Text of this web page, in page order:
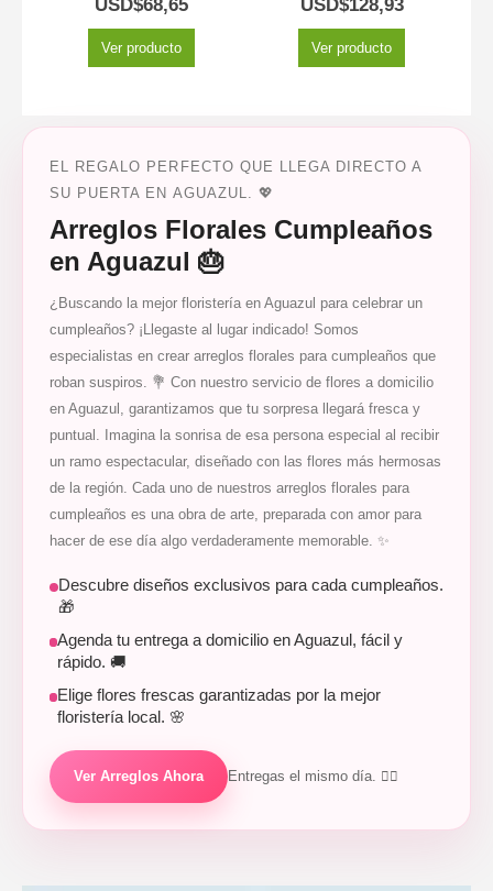
USD$68,65
Ver producto
USD$128,93
Ver producto
EL REGALO PERFECTO QUE LLEGA DIRECTO A
SU PUERTA EN AGUAZUL. 💖
Arreglos Florales Cumpleaños
en Aguazul 🎂
¿Buscando la mejor floristería en Aguazul para celebrar un
cumpleaños? ¡Llegaste al lugar indicado! Somos
especialistas en crear arreglos florales para cumpleaños que
roban suspiros. 💐 Con nuestro servicio de flores a domicilio
en Aguazul, garantizamos que tu sorpresa llegará fresca y
puntual. Imagina la sonrisa de esa persona especial al recibir
un ramo espectacular, diseñado con las flores más hermosas
de la región. Cada uno de nuestros arreglos florales para
cumpleaños es una obra de arte, preparada con amor para
hacer de ese día algo verdaderamente memorable. ✨
Descubre diseños exclusivos para cada cumpleaños.
🎁
Agenda tu entrega a domicilio en Aguazul, fácil y
rápido. 🚚
Elige flores frescas garantizadas por la mejor
floristería local. 🌸
Ver Arreglos Ahora Entregas el mismo día. 🚴‍♀️